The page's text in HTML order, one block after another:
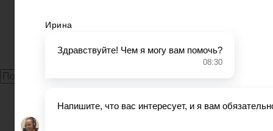
Судебные приставы
Задать вопрос юристу
Оренбургская область